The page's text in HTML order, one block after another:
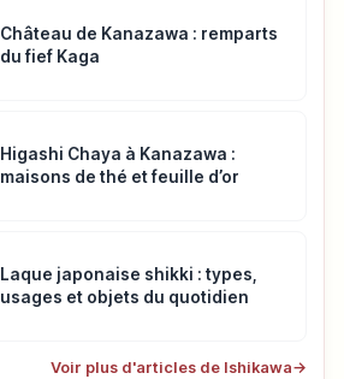
Château de Kanazawa : remparts
du fief Kaga
Higashi Chaya à Kanazawa :
maisons de thé et feuille d’or
Laque japonaise shikki : types,
usages et objets du quotidien
Voir plus d'articles de Ishikawa→